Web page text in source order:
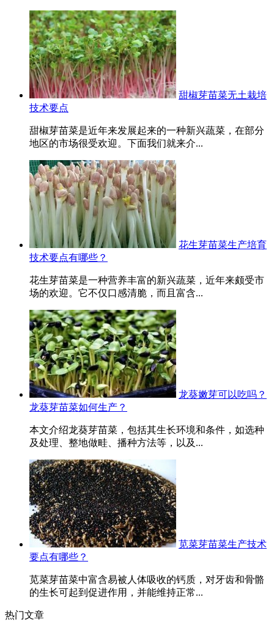
甜椒芽苗菜无土栽培
技术要点
甜椒芽苗菜是近年来发展起来的一种新兴蔬菜，在部分
地区的市场很受欢迎。下面我们就来介...
花生芽苗菜生产培育
技术要点有哪些？
花生芽苗菜是一种营养丰富的新兴蔬菜，近年来颇受市
场的欢迎。它不仅口感清脆，而且富含...
龙葵嫩芽可以吃吗？
龙葵芽苗菜如何生产？
本文介绍龙葵芽苗菜，包括其生长环境和条件，如选种
及处理、整地做畦、播种方法等，以及...
苋菜芽苗菜生产技术
要点有哪些？
苋菜芽苗菜中富含易被人体吸收的钙质，对牙齿和骨骼
的生长可起到促进作用，并能维持正常...
热门文章